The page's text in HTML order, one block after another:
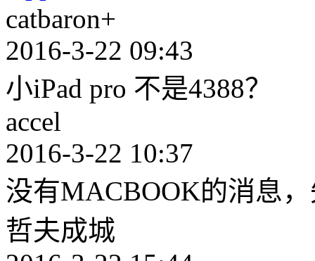
catbaron+
2016-3-22 09:43
小iPad pro 不是4388？
accel
2016-3-22 10:37
没有MACBOOK的消息
哲夫成城